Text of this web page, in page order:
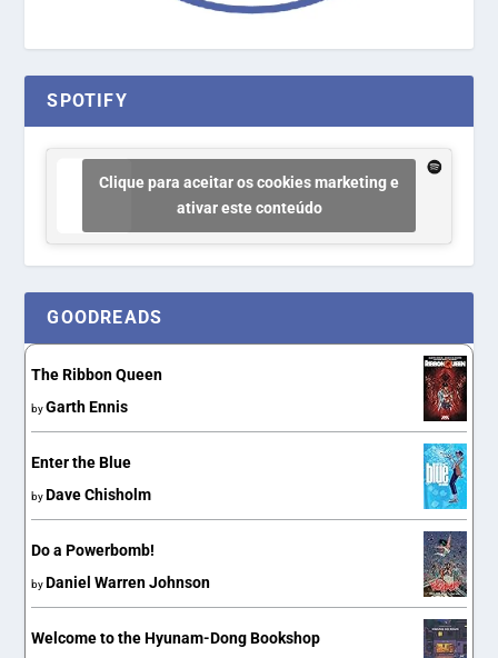
SPOTIFY
Clique para aceitar os cookies marketing e
ativar este conteúdo
GOODREADS
The Ribbon Queen
byGarth Ennis
Enter the Blue
by Dave Chisholm
Do a Powerbomb!
by Daniel Warren Johnson
Welcome to the Hyunam-Dong Bookshop